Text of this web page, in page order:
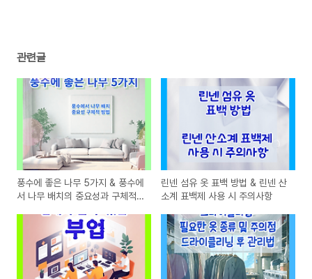
관련글
풍수에 좋은 나무 5가지 & 풍수에
서 나무 배치의 중요성과 구체적
린넨 섬유 옷 표백 방법 & 린넨 산
소계 표백제 사용 시 주의사항